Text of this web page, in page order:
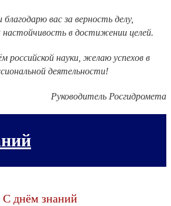
вас за верность делу,
в достижении целей.
российской науки, желаю успехов в
деятельности!
Руководитель Росгидромета
С днём знаний